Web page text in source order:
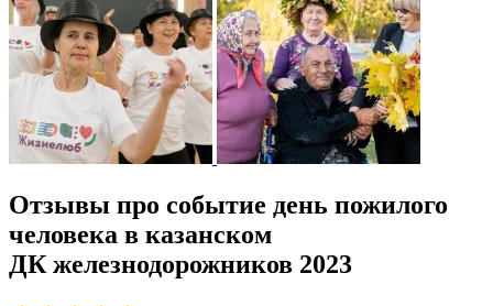
Отзывы про событие день пожилого
человека в казанском
ДК железнодорожников 2023